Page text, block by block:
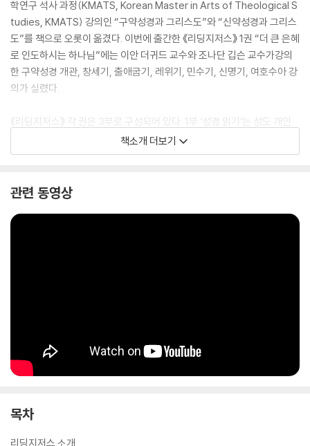
학연구 석사 과정(KMATS, Korean Master in Arts of Theological S
tudies, KMATS) 강의인 “구약성경과 그리스도”와 “신약성경과 그리스
도”를 책으로 오롯이 옮겼다. 이번에 출간한 《리딩지저스》 1권 “더 큰 은혜
로 인도하시는 하나님”에는 이안 더귀드 교수와 조나단 깁슨 교수가강의
한 구약성경 개관, 창세기, 출애굽기, 레위기, 민수기, 신명기, 여호수아 강
의가 실렸다.
《리딩지저스》 각 권은 3부로 구성되어 있다. 1부 ‘성경 읽기’는 성도 개인
이 성경을 읽으며 큰 흐름을 잡고 핵심 내용을 쉽게 파악할 수 있도록 안내
한다. 2부 ‘성경 수업’은 그리스도 중심으로 성경을 깊이 읽고 이해하도록
며 삶 속에서 적용할 수 있도록 돕는다. 앞으로 총 6권으로 이어질 《리딩지
중심의건강한 신학을 삶과 일터에, 무엇보다 교회 공동체에 적용할 수 있
책소개 더보기
관련 동영상
목차
리딩지저스 소개